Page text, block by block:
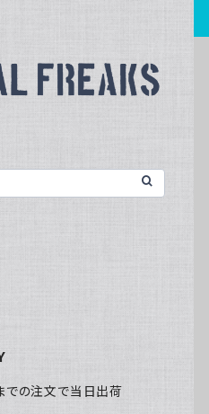
での注文で当日出荷